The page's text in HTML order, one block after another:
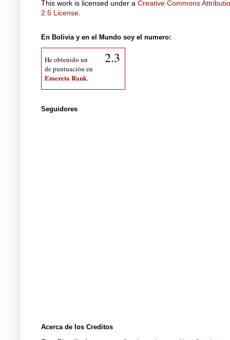
This work is licensed under a Creative Commons
2.5 License
En Bolivia y en el Mundo soy el numero:
He obtenido un
de puntuación en
Emezeta Rank.
2.3
Seguidores
Acerca de los Creditos